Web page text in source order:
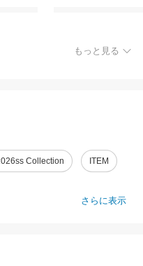
もっと見る
Collection ITEM
さらに表示